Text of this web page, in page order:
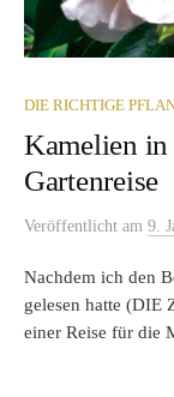
DIE RICHTIGE
Kamelien in
Gartenreise
Veröffentlicht am 9.
Nachdem ich den
gelesen hatte (DIE
einer Reise für die